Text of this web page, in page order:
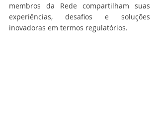
membros da Rede compartilham suas
experiências, desafios e soluções
inovadoras em termos regulatórios.